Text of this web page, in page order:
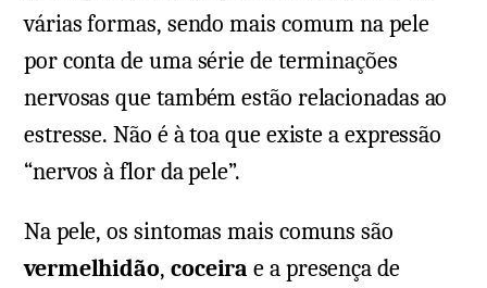
várias formas, sendo mais comum na pele
por conta de uma série de terminações
nervosas que também estão relacionadas ao
estresse. Não é à toa que existe a expressão
“nervos à flor da pele”.
Na pele, os sintomas mais comuns são
vermelhidão, coceirae a presença de